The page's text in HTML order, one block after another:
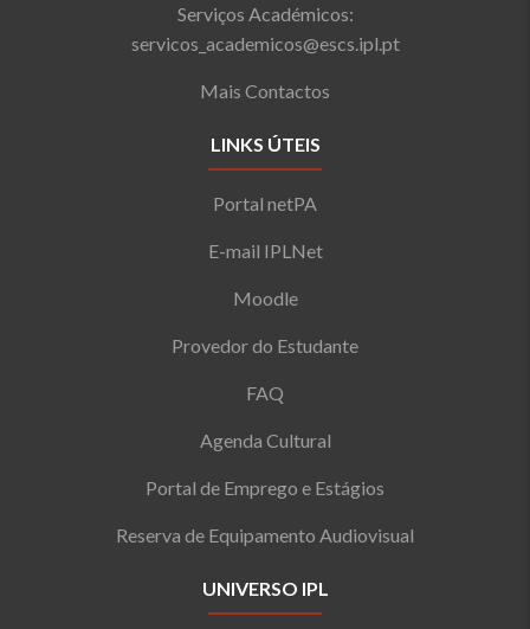
Serviços Académicos:
servicos_academicos@escs.ipl.pt
Mais Contactos
LINKS ÚTEIS
Portal netPA
E-mail IPLNet
Moodle
Provedor do Estudante
FAQ
Agenda Cultural
Portal de Emprego e Estágios
Reserva de Equipamento Audiovisual
UNIVERSO IPL